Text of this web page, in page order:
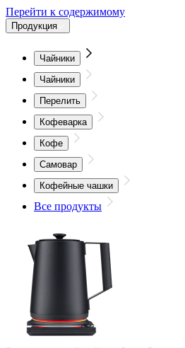
Перейти к содержимому
Продукция
Чайники
Чайники
Перелить
Кофеварка
Кофе
Самовар
Кофейные чашки
Все продукты